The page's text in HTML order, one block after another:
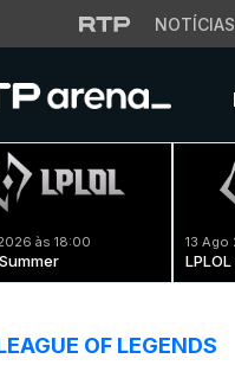
NOTÍCIAS
às 18:00 13 Ago
OF LEGENDS